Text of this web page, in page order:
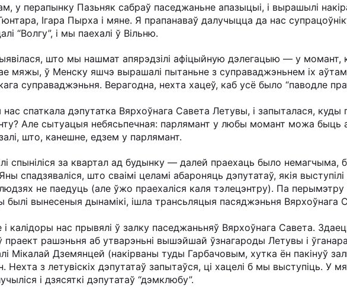
у перапынку Пазьняк сабраў паседжаньне апазыцыі, і вырашылі
Ігара Пырха і мяне. Я прапанаваў далучыцца да нас
“Волгу”, і мы паехалі ў Вільню.
што мы нашмат апярэдзілі афіцыйную дэлегацыю — у момант,
мяжы, ў Менску яшчэ вырашалі пытаньне з суправаджэньнем іх
суправаджэньня. Верагодна, нехта хацеў, каб усё было “паводле
спаткала дэпутатка Вярхоўнага Савета Летувы, і запыталася, куды
Але сытуацыя небясьпечная: парлямант у любы момант можа быць
што, канешне, едзем у парлямант.
спыніліся за квартал ад будынку — далей праехаць было немагчыма,
спадзяваліся, што сваімі целамі абароняць дэпутатаў, якія
не паедуць (але ўжо праехаліся каля тэлецэнтру). Па
былі вынесеныя дынамікі, ішла трансьляцыя пасяджэньня Вярхоўнага
калідоры нас прывялі ў залку паседжаньняў Вярхоўнага Савета.
праект рашэньня аб утварэньні вышэйшай ўзнагароды Летувы і
Мікалай Дземянцей (накірваны туды Гарбачовым, хутка ён пакінуў
Нехта з летувіскіх дэпутатаў запытаўся, ці хацелі б мы выступіць. У
і дзясяткі дэпутатаў “дэмклюбу”.